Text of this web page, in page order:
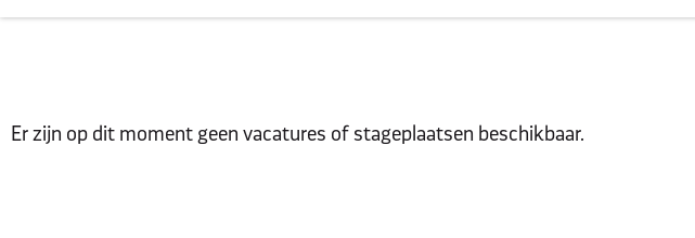
Er zijn op dit moment geen vacatures of stageplaatsen beschikbaar.